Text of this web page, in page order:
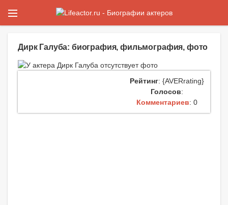
Дирк Галуба: биография, фильмография, фото
Рейтинг: {AVERrating}
Голосов:
Комментариев: 0